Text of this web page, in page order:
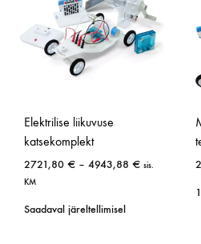
Elektrilise liikuvuse
katsekomplekt
2721,80 € – 4943,88 € sis.
KM
Saadaval järeltellimisel